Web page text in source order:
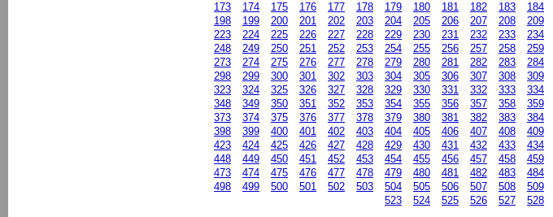
173
174 175 176 177 178 179 180 181 182 183 184
198
199 200 201 202 203 204 205 206 207 208 209
223
224 225 226 227 228 229 230 231 232 233 234
248
249 250 251 252 253 254 255 256 257 258 259
273
274 275 276 277 278 279 280 281 282 283 284
298
299 300 301 302 303 304 305 306 307 308 309
323
324 325 326 327 328 329 330 331 332 333 334
348
349 350 351 352 353 354 355 356 357 358 359
373
374 375 376 377 378 379 380 381 382 383 384
398
399 400 401 402 403 404 405 406 407 408 409
423
424 425 426 427 428 429 430 431 432 433 434
448
449 450 451 452 453 454 455 456 457 458 459
473
474 475 476 477 478 479 480 481 482 483 484
498
499 500 501 502 503 504 505 506 507 508 509
523
524 525 526 527 528